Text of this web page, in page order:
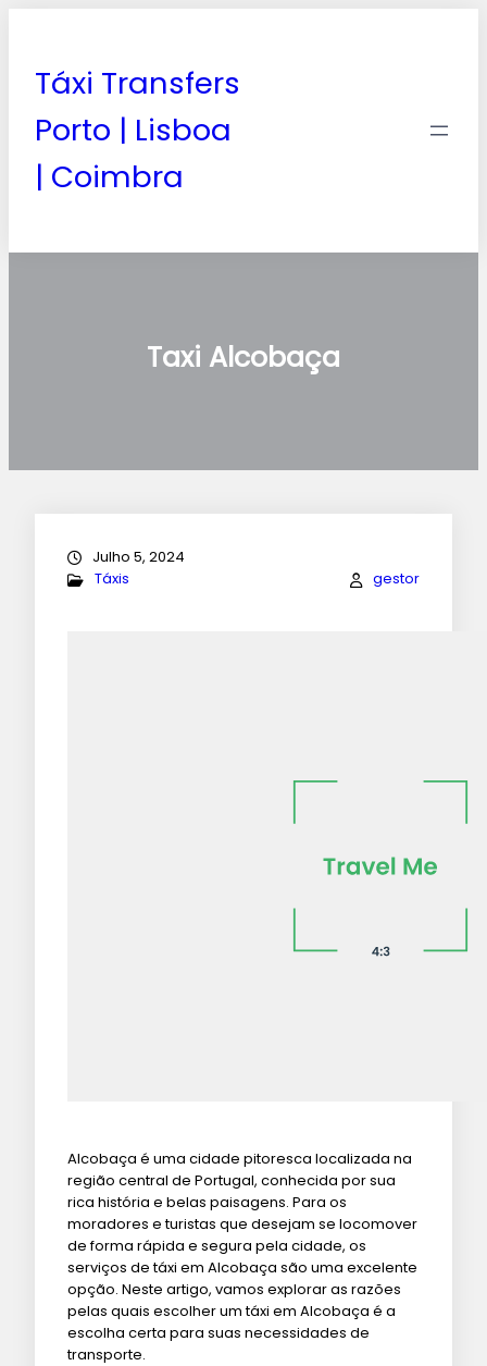
Táxi Transfers
Porto | Lisboa
| Coimbra
Taxi Alcobaça
Julho 5, 2024
Táxis
gestor
Alcobaça é uma cidade pitoresca localizada na
região central de Portugal, conhecida por sua
rica história e belas paisagens. Para os
moradores e turistas que desejam se locomover
de forma rápida e segura pela cidade, os
serviços de táxi em Alcobaça são uma excelente
opção. Neste artigo, vamos explorar as razões
pelas quais escolher um táxi em Alcobaça é a
escolha certa para suas necessidades de
transporte.